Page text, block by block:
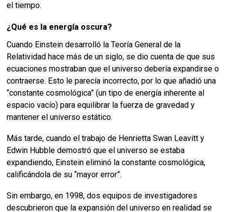
el tiempo.
¿Qué es la energía oscura?
Cuando Einstein desarrolló la Teoría General de la
Relatividad hace más de un siglo, se dio cuenta de que sus
ecuaciones mostraban que el universo debería expandirse o
contraerse. Esto le parecía incorrecto, por lo que añadió una
“constante cosmológica” (un tipo de energía inherente al
espacio vacío) para equilibrar la fuerza de gravedad y
mantener el universo estático.
Más tarde, cuando el trabajo de Henrietta Swan Leavitt y
Edwin Hubble demostró que el universo se estaba
expandiendo, Einstein eliminó la constante cosmológica,
calificándola de su “mayor error”.
Sin embargo, en 1998, dos equipos de investigadores
descubrieron que la expansión del universo en realidad se